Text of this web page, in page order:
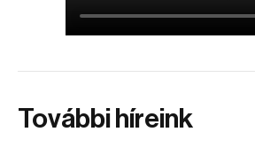
További híreink